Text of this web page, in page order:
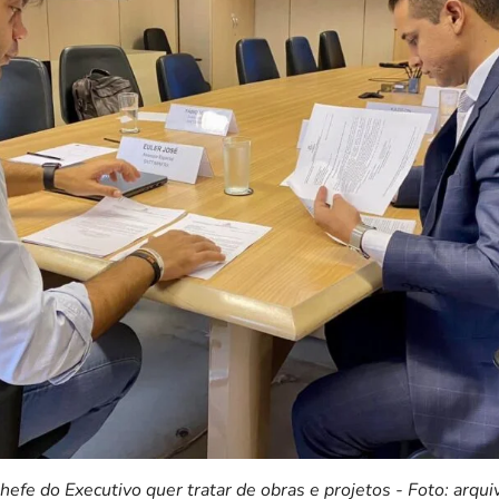
do Executivo quer tratar de obras e projetos - Foto: